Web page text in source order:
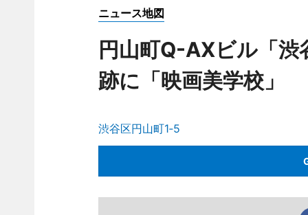
ニュース地図
円山町Q-AXビル「
跡に「映画美学校」
渋谷区円山町1‐5